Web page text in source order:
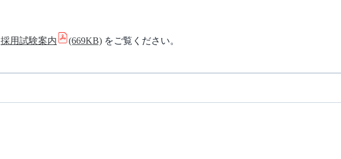
採用試験案内 (669KB) をご覧ください。